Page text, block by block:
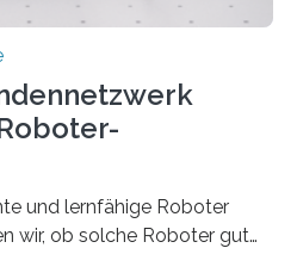
und lernfähige Roboter
wir, ob solche Roboter gut